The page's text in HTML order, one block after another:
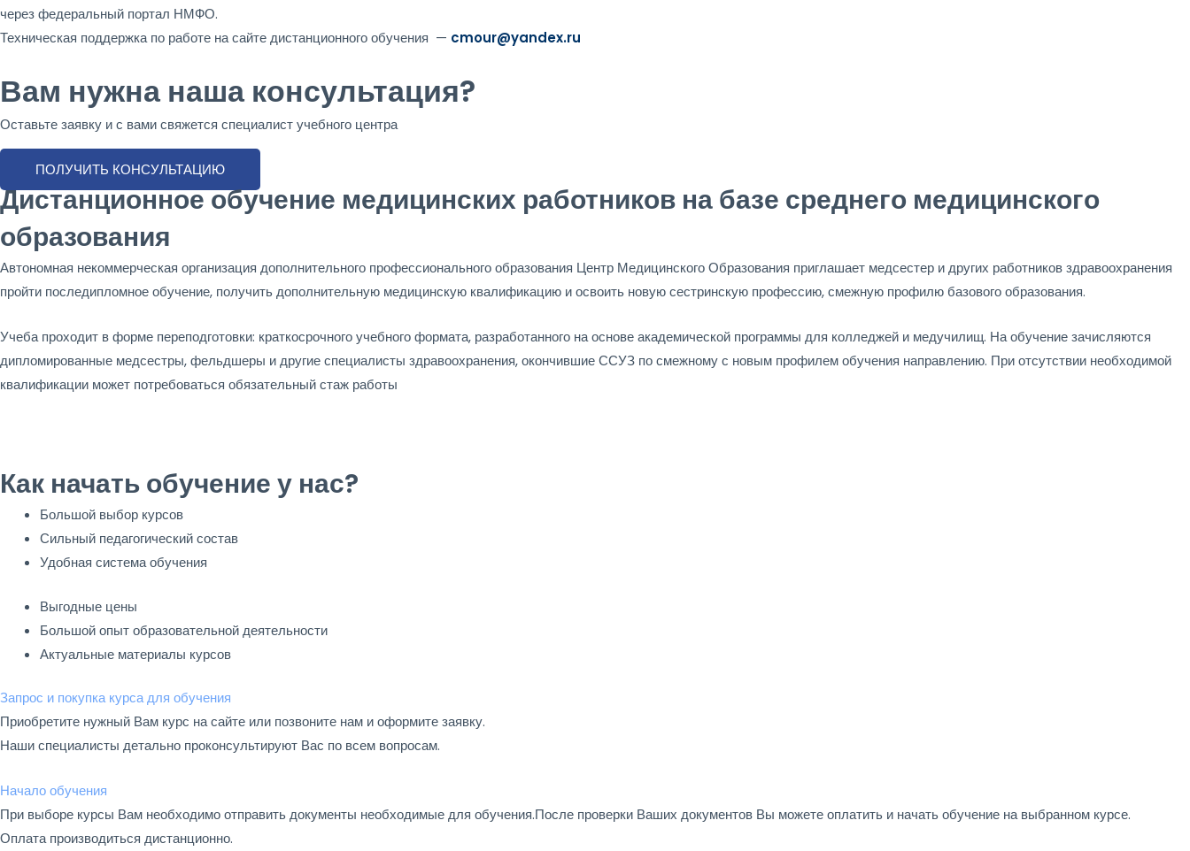
через федеральный портал НМФО.
Техническая поддержка по работе на сайте дистанционного обучения — cmour@yandex.ru
Вам нужна наша консультация?
Оставьте заявку и с вами свяжется специалист учебного центра
ПОЛУЧИТЬ КОНСУЛЬТАЦИЮ
Дистанционное обучение медицинских работников на базе среднего медицинского
образования
Автономная некоммерческая организация дополнительного профессионального образования Центр Медицинского Образования приглашает медсестер и других работников здравоохранения
пройти последипломное обучение, получить дополнительную медицинскую квалификацию и освоить новую сестринскую профессию, смежную профилю базового образования.
Учеба проходит в форме переподготовки: краткосрочного учебного формата, разработанного на основе академической программы для колледжей и медучилищ. На обучение зачисляются
дипломированные медсестры, фельдшеры и другие специалисты здравоохранения, окончившие ССУЗ по смежному с новым профилем обучения направлению. При отсутствии необходимой
квалификации может потребоваться обязательный стаж работы
Как начать обучение у нас?
Большой выбор курсов
Сильный педагогический состав
Удобная система обучения
Выгодные цены
Большой опыт образовательной деятельности
Актуальные материалы курсов
Запрос и покупка курса для обучения
Приобретите нужный Вам курс на сайте или позвоните нам и оформите заявку.
Наши специалисты детально проконсультируют Вас по всем вопросам.
Начало обучения
При выборе курсы Вам необходимо отправить документы необходимые для обучения.После проверки Ваших документов Вы можете оплатить и начать обучение на выбранном курсе.
Оплата производиться дистанционно.